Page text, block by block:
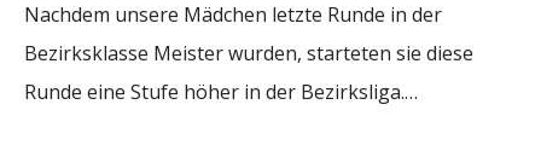
Nachdem unsere Mädchen letzte Runde in der
Bezirksklasse Meister wurden, starteten sie diese
Runde eine Stufe höher in der Bezirksliga.…